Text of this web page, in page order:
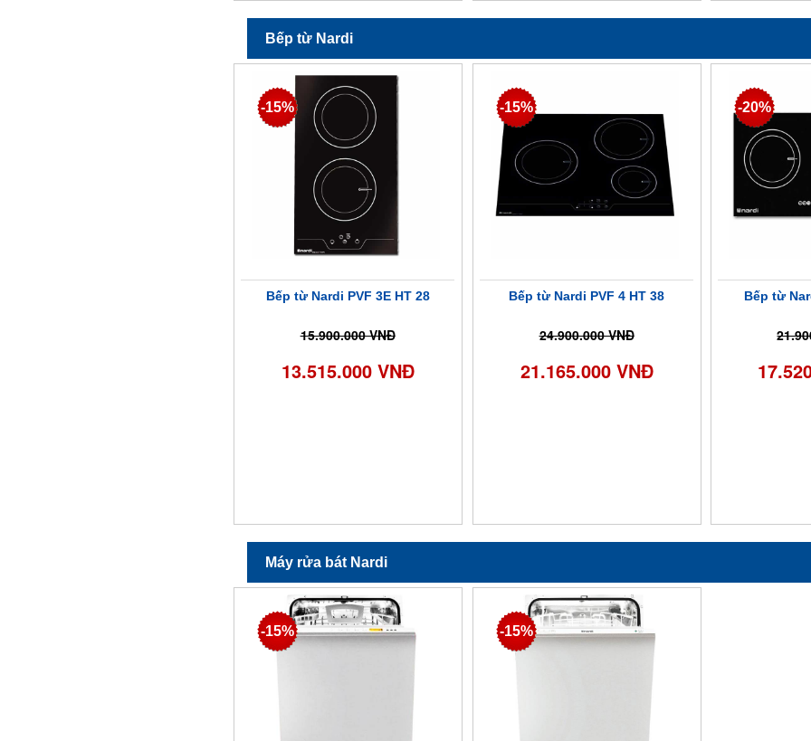
Bếp từ Nardi
-15%
Bếp từ Nardi PVF 3E HT 28
15.900.000 VNĐ
13.515.000 VNĐ
-15%
Bếp từ Nardi PVF 4 HT 38
24.900.000 VNĐ
21.165.000 VNĐ
-20%
Bếp từ
Máy rửa bát Nardi
-15% -15%